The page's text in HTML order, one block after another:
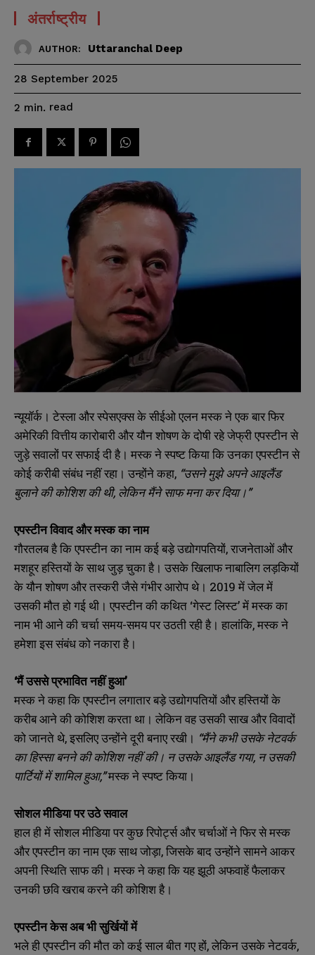
अंतर्राष्ट्रीय
AUTHOR: Uttaranchal Deep
28 September 2025
2 min. read
न्यूयॉर्क। टेस्ला और स्पेसएक्स के सीईओ एलन मस्क ने एक बार फिर
अमेरिकी वित्तीय कारोबारी और यौन शोषण के दोषी रहे जेफ्री एपस्टीन से
जुड़े सवालों पर सफाई दी है। मस्क ने स्पष्ट किया कि उनका एपस्टीन से
कोई करीबी संबंध नहीं रहा। उन्होंने कहा, “उसने मुझे अपने आइलैंड
बुलाने की कोशिश की थी, लेकिन मैंने साफ मना कर दिया।”
एपस्टीन विवाद और मस्क का नाम
गौरतलब है कि एपस्टीन का नाम कई बड़े उद्योगपतियों, राजनेताओं और
मशहूर हस्तियों के साथ जुड़ चुका है। उसके खिलाफ नाबालिग लड़कियों
के यौन शोषण और तस्करी जैसे गंभीर आरोप थे। 2019 में जेल में
उसकी मौत हो गई थी। एपस्टीन की कथित ‘गेस्ट लिस्ट’ में मस्क का
नाम भी आने की चर्चा समय-समय पर उठती रही है। हालांकि, मस्क ने
हमेशा इस संबंध को नकारा है।
‘मैं उससे प्रभावित नहीं हुआ’
मस्क ने कहा कि एपस्टीन लगातार बड़े उद्योगपतियों और हस्तियों के
करीब आने की कोशिश करता था। लेकिन वह उसकी साख और विवादों
को जानते थे, इसलिए उन्होंने दूरी बनाए रखी। “मैंने कभी उसके नेटवर्क
का हिस्सा बनने की कोशिश नहीं की। न उसके आइलैंड गया, न उसकी
पार्टियों में शामिल हुआ,”मस्क ने स्पष्ट किया।
सोशल मीडिया पर उठे सवाल
हाल ही में सोशल मीडिया पर कुछ रिपोर्ट्स और चर्चाओं ने फिर से मस्क
और एपस्टीन का नाम एक साथ जोड़ा, जिसके बाद उन्होंने सामने आकर
अपनी स्थिति साफ की। मस्क ने कहा कि यह झूठी अफवाहें फैलाकर
उनकी छवि खराब करने की कोशिश है।
एपस्टीन केस अब भी सुर्खियों में
भले ही एपस्टीन की मौत को कई साल बीत गए हों, लेकिन उसके नेटवर्क,